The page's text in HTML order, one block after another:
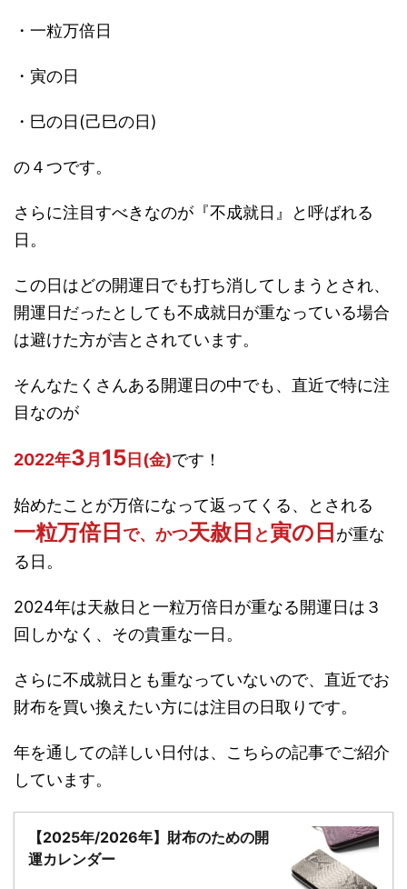
・一粒万倍日
・寅の日
・巳の日(己巳の日)
の４つです。
さらに注目すべきなのが『不成就日』と呼ばれる
日。
この日はどの開運日でも打ち消してしまうとされ、
開運日だったとしても不成就日が重なっている場合
は避けた方が吉とされています。
そんなたくさんある開運日の中でも、直近で特に注
目なのが
2022年3月 15日(金)です！
始めたことが万倍になって返ってくる、とされる
一粒万倍日 で、かつ天赦日 と寅の日 が重な
る日。
2024年は天赦日と一粒万倍日が重なる開運日は３
回しかなく、その貴重な一日。
さらに不成就日とも重なっていないので、直近でお
財布を買い換えたい方には注目の日取りです。
年を通しての詳しい日付は、こちらの記事でご紹介
しています。
【2025年/2026年】財布のための開
運カレンダー